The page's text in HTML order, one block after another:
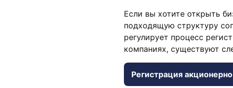
Если вы хотите открыть
подходящую структуру
регулирует процесс
компаниях, существуют
Регистрация